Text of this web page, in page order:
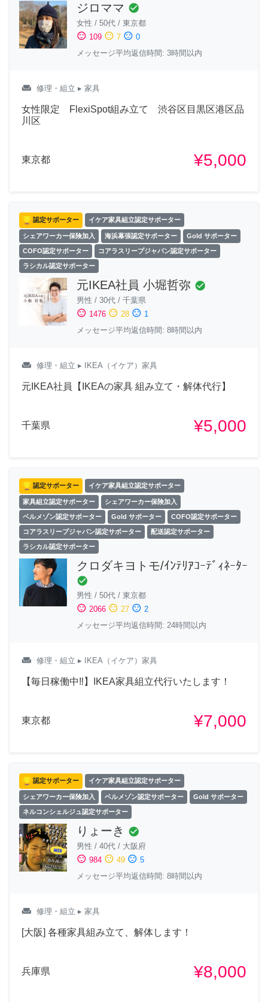
ジロママ check_circle
女性 / 50代 / 東京都
sentiment_satisfied 109 sentiment_neutral 7 sentiment_dissatisfied 0
メッセージ平均返信時間: 3時間以内
weekend 修理・組立 ▸ 家具
女性限定 FlexiSpot組み立て 渋谷区目黒区港区品
川区
東京都 ¥5,000
認定サポーター イケア家具組立認定サポーター
シェアワーカー保険加入 海浜幕張認定サポーター Gold サポーター
COFO認定サポーター コアラスリープジャパン認定サポーター
ラシカル認定サポーター
元IKEA社員 小堀哲弥 check_circle
男性 / 30代 / 千葉県
sentiment_satisfied 1476 sentiment_neutral 28 sentiment_dissatisfied 1
メッセージ平均返信時間: 8時間以内
weekend 修理・組立 ▸ IKEA（イケア）家具
元IKEA社員【IKEAの家具 組み立て・解体代行】
千葉県 ¥5,000
認定サポーター イケア家具組立認定サポーター
家具組立認定サポーター シェアワーカー保険加入
ベルメゾン認定サポーター Gold サポーター COFO認定サポーター
コアラスリープジャパン認定サポーター 配送認定サポーター
ラシカル認定サポーター
クロダキヨトモ/ｲﾝﾃﾘｱｺｰﾃﾞｨﾈｰﾀｰ
check_circle
男性 / 50代 / 東京都
sentiment_satisfied 2066 sentiment_neutral 27 sentiment_dissatisfied 2
メッセージ平均返信時間: 24時間以内
weekend 修理・組立 ▸ IKEA（イケア）家具
【毎日稼働中‼︎】IKEA家具組立代行いたします！
東京都 ¥7,000
認定サポーター イケア家具組立認定サポーター
シェアワーカー保険加入 ベルメゾン認定サポーター Gold サポーター
ネルコンシェルジュ認定サポーター
りょーき check_circle
男性 / 40代 / 大阪府
sentiment_satisfied 984 sentiment_neutral 49 sentiment_dissatisfied 5
メッセージ平均返信時間: 8時間以内
weekend 修理・組立 ▸ 家具
[大阪] 各種家具組み立て、解体します！
兵庫県 ¥8,000